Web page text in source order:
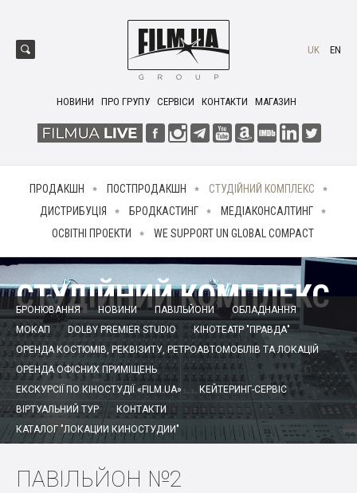
НОВИНИ ПРО ГРУПУ СЕРВІСИ КОНТАКТИ МАГАЗИН
UK EN
ПРОДАКШН ПОСТПРОДАКШН
СТУДІЙНИЙ КОМПЛЕКС
ДИСТРИБУЦІЯ
БРОДКАСТИНГ
МЕДІАКОНСАЛТИНГ
ОСВІТНІ ПРОЕКТИ
WE SUPPORT UN GLOBAL COMPACT
СТУДІЙНИЙ КОМПЛЕКС
БРОНЮВАННЯ НОВИНИ ПАВІЛЬЙОНИ
ОБЛАДНАННЯ
МОКАП
DOLBY PREMIER STUDIO
КІНОТЕАТР "ПРАВДА"
ОРЕНДА КОСТЮМІВ, РЕКВІЗИТУ, РЕТРОАВТОМОБІЛІВ ТА ЛОКАЦІЙ
ОРЕНДА ОФІСНИХ ПРИМІЩЕНЬ
ЕКСКУРСІЇ ПО КІНОСТУДІЇ «FILM.UA»
КЕЙТЕРИНГ-СЕРВІС
ВІРТУАЛЬНИЙ ТУР
КОНТАКТИ
КАТАЛОГ "ЛОКАЦИИ КИНОСТУДИИ"
ПАВІЛЬЙОН №2